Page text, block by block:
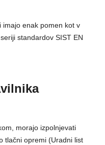
imajo enak pomen kot v
standardov SIST EN
morajo izpolnjevati
tlačni opremi (Uradni list